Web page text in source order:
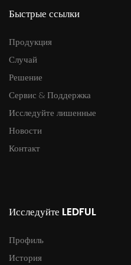
Быстрые ссылки
Продукция
Случай
Решение
Сервис & Поддержка
Исследуйте лишенные
Новости
Контакт
Исследуйте LEDFUL
Профиль
История